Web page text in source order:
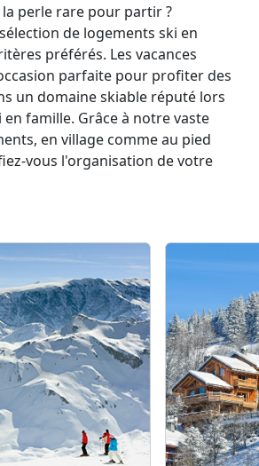
perle rare pour partir ?
de logements ski en
préférés. Les vacances
parfaite pour profiter des
un domaine skiable réputé lors
famille. Grâce à notre vaste
en village comme au pied
vous l'organisation de votre